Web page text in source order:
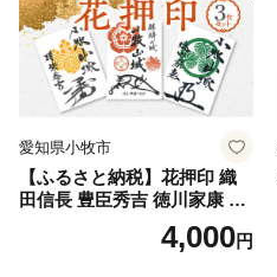
愛知県小牧市
【ふるさと納税】花押印 織
田信長 豊臣秀吉 徳川家康 3
枚 セット 戦国 武将 小牧山城
墨絵 龍画師 書道アーティス
4,000円